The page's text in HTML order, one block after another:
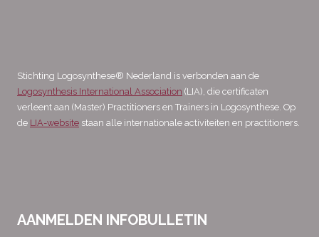
Stichting Logosynthese® Nederland is verbonden aan de
Logosynthesis International Association (LIA), die certificaten
verleent aan (Master) Practitioners en Trainers in Logosynthese. Op
de LIA-website staan alle internationale activiteiten en practitioners.
AANMELDEN INFOBULLETIN